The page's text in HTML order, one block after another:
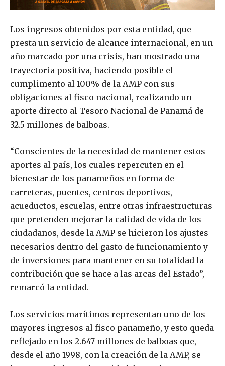
Los ingresos obtenidos por esta entidad, que
presta un servicio de alcance internacional, en un
año marcado por una crisis, han mostrado una
trayectoria positiva, haciendo posible el
cumplimento al 100% de la AMP con sus
obligaciones al fisco nacional, realizando un
aporte directo al Tesoro Nacional de Panamá de
32.5 millones de balboas.
“Conscientes de la necesidad de mantener estos
aportes al país, los cuales repercuten en el
bienestar de los panameños en forma de
carreteras, puentes, centros deportivos,
acueductos, escuelas, entre otras infraestructuras
que pretenden mejorar la calidad de vida de los
ciudadanos, desde la AMP se hicieron los ajustes
necesarios dentro del gasto de funcionamiento y
de inversiones para mantener en su totalidad la
contribución que se hace a las arcas del Estado”,
remarcó la entidad.
Los servicios marítimos representan uno de los
mayores ingresos al fisco panameño, y esto queda
reflejado en los 2.647 millones de balboas que,
desde el año 1998, con la creación de la AMP, se